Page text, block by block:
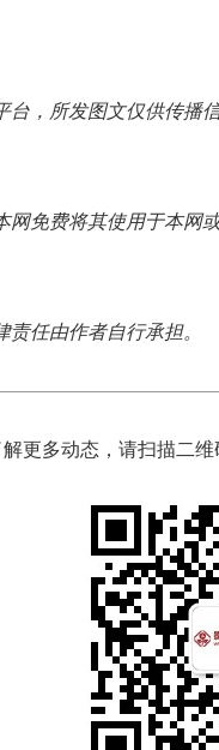
台，所发图文仅供传播
网免费将其使用于本网
任由作者自行承担。
解更多动态，请扫描二